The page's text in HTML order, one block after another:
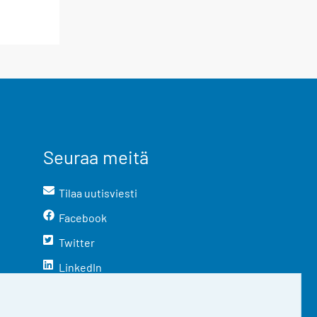
Seuraa meitä
Tilaa uutisviesti
Facebook
Twitter
LinkedIn